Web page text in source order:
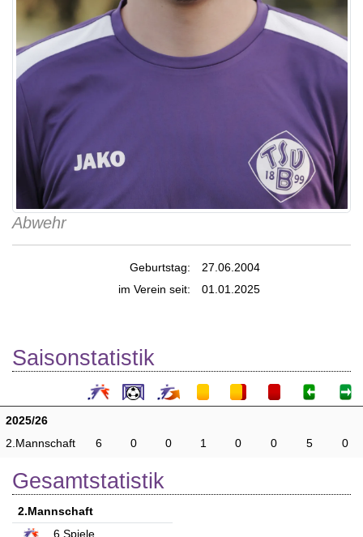
Abwehr
Geburtstag:
27.06.2004
im Verein seit:
01.01.2025
Saisonstatistik
2025/26
2.Mannschaft
6 0 0 1 0 0 5 0
Gesamtstatistik
2.Mannschaft
6 Spiele